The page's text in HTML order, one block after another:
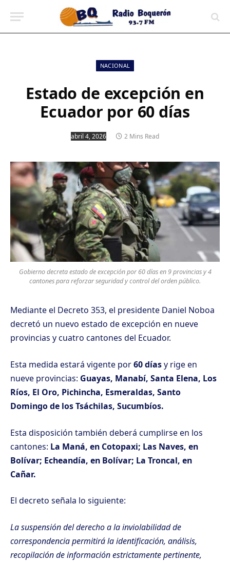
NACIONAL
Estado de excepción en
Ecuador por 60 días
abril 4, 2026 2 Mins Read
Gobierno decreta estado de excepción por 60 días en 9 provincias y 4
cantones para reforzar seguridad y control del orden público.
Mediante el Decreto 353, el presidente Daniel Noboa
decretó un nuevo estado de excepción en nueve
provincias y cuatro cantones del Ecuador.
Esta medida estará vigente por60 díasy rige en
nueve provincias: Guayas, Manabí, Santa Elena, Los
Ríos, El Oro, Pichincha, Esmeraldas, Santo
Domingo de los Tsáchilas, Sucumbíos.
Esta disposición también deberá cumplirse en los
cantones: La Maná, en Cotopaxi; Las Naves, en
Bolívar; Echeandía, en Bolívar; La Troncal, en
Cañar.
El decreto señala lo siguiente:
La suspensión del derecho a la inviolabilidad de
correspondencia permitirá la identificación, análisis,
recopilación de información estrictamente pertinente,